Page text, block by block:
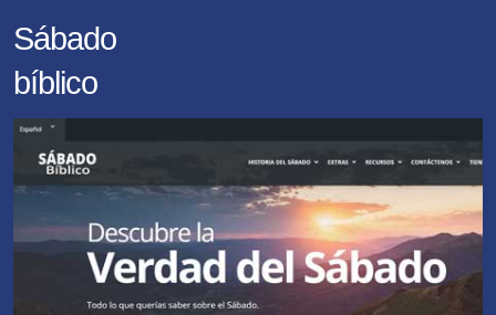
Sábado
bíblico